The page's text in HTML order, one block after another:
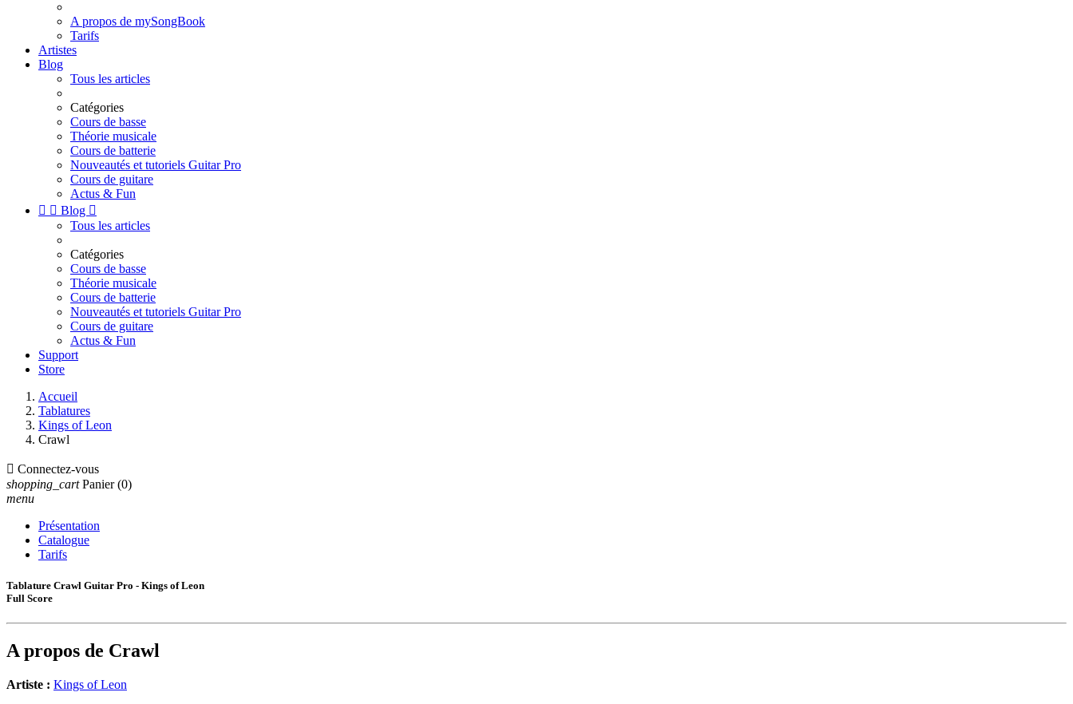
A propos de mySongBook
Tarifs
Artistes
Blog
Tous les articles
Catégories
Cours de basse
Théorie musicale
Cours de batterie
Nouveautés et tutoriels Guitar Pro
Cours de guitare
Actus & Fun
  Blog 
Tous les articles
Catégories
Cours de basse
Théorie musicale
Cours de batterie
Nouveautés et tutoriels Guitar Pro
Cours de guitare
Actus & Fun
Support
Store
Accueil
Tablatures
Kings of Leon
Crawl
 Connectez-vous
shopping_cart Panier (0)
menu
Présentation
Catalogue
Tarifs
Tablature Crawl Guitar Pro - Kings of Leon
Full Score
A propos de Crawl
Artiste : Kings of Leon